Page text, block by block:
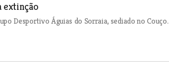
extinção
Desportivo Águias do Sorraia, sediado no Couço.